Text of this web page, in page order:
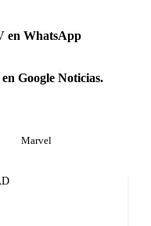
en WhatsApp
Google Noticias.
Marvel